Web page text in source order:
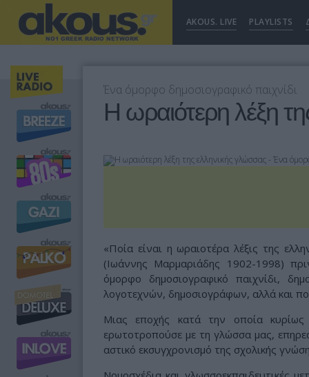
AKOUS. LIVE PLAYLISTS
Ένα όμορφο δημοσιογραφικό παιχνίδι
Η ωραιότερη λέξη
«Ποία είναι η ωραιοτέρα λέξις της
(Ιωάννης Μαρμαριάδης 1902-1998)
όμορφο δημοσιογραφικό παιχνίδι,
λογοτεχνών, δημοσιογράφων, αλλά και
Μιας εποχής κατά την οποία
ερωτοτροπούσε με τη γλώσσα μας,
αστικό εκσυγχρονισμό της σχολικής